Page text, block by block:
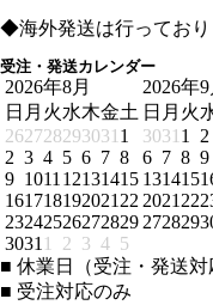
◆海外発送は行っており
受注・発送カレンダー
2026年8月
日 月 火水木金土
262728293031 1
2 3 4 5 6 7 8
9 1011 12131415
161718192021 22
23242526272829
3031 1 2 3 4 5
2026年9
日 月 火
3031 1 2
6 7 8 9
131415
2021 22
272829
■ 休業日（受注・発送対
■ 受注対応のみ